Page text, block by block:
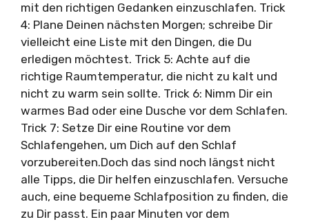
mit den richtigen Gedanken einzuschlafen. Trick
4: Plane Deinen nächsten Morgen; schreibe Dir
vielleicht eine Liste mit den Dingen, die Du
erledigen möchtest. Trick 5: Achte auf die
richtige Raumtemperatur, die nicht zu kalt und
nicht zu warm sein sollte. Trick 6: Nimm Dir ein
warmes Bad oder eine Dusche vor dem Schlafen.
Trick 7: Setze Dir eine Routine vor dem
Schlafengehen, um Dich auf den Schlaf
vorzubereiten.Doch das sind noch längst nicht
alle Tipps, die Dir helfen einzuschlafen. Versuche
auch, eine bequeme Schlafposition zu finden, die
zu Dir passt. Ein paar Minuten vor dem